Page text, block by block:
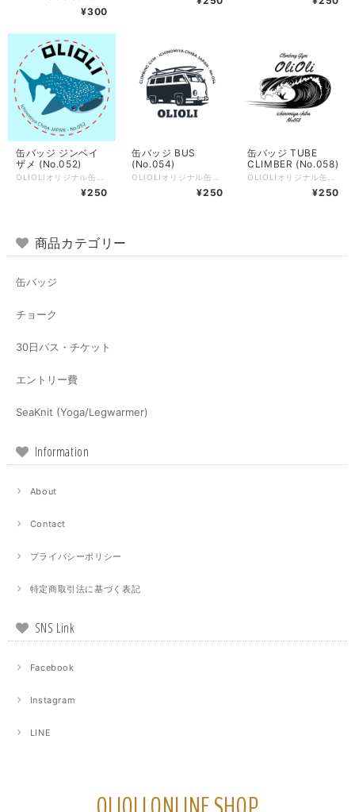
¥300
缶バッジ ジンベイ
ザメ (No.052)
¥250
缶バッジ BUS
(No.054)
¥250
缶バッジ TUBE
CLIMBER (No.058)
¥250
商品カテゴリー
缶バッジ
チョーク
30日パス・チケット
エントリー費
SeaKnit (Yoga/Legwarmer)
Information
About
Contact
プライバシーポリシー
特定商取引法に基づく表記
SNS Link
Facebook
Instagram
LINE